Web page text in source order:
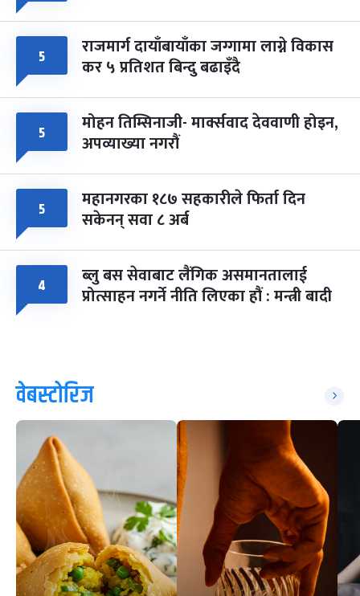
५ राजमार्ग दायाँबायाँका जग्गामा लाग्ने विकास
कर ५ प्रतिशत बिन्दु बढाइँदै
५ मोहन तिम्सिनाजी- मार्क्सवाद देववाणी होइन,
अपव्याख्या नगरौं
५ महानगरका १८७ सहकारीले फिर्ता दिन
सकेनन् सवा ८ अर्ब
४ ब्लु बस सेवाबाट लैंगिक असमानतालाई
प्रोत्साहन नगर्ने नीति लिएका हौं : मन्त्री बादी
वेबस्टोरिज